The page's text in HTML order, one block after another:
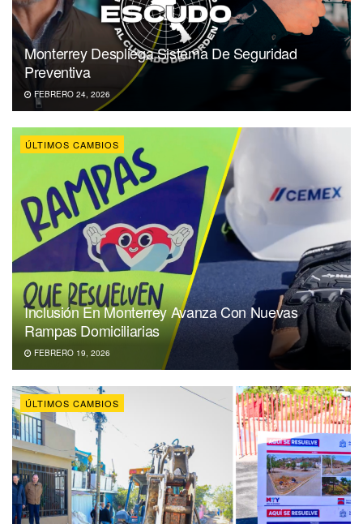
Monterrey Despliega Sistema De Seguridad
Preventiva
FEBRERO 24, 2026
ÚLTIMOS CAMBIOS
Inclusión En Monterrey Avanza Con Nuevas
Rampas Domiciliarias
FEBRERO 19, 2026
ÚLTIMOS CAMBIOS